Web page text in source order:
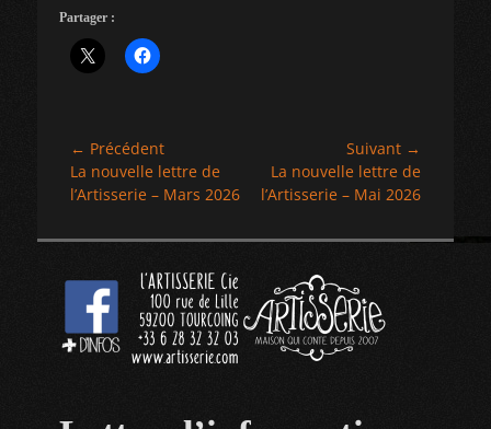
Partager :
Navigation
de
l’article
← Précédent
Article
précédent :
La nouvelle lettre de
l’Artisserie – Mars 2026
Suivant →
Article
suivant :
La nouvelle lettre de
l’Artisserie – Mai 2026